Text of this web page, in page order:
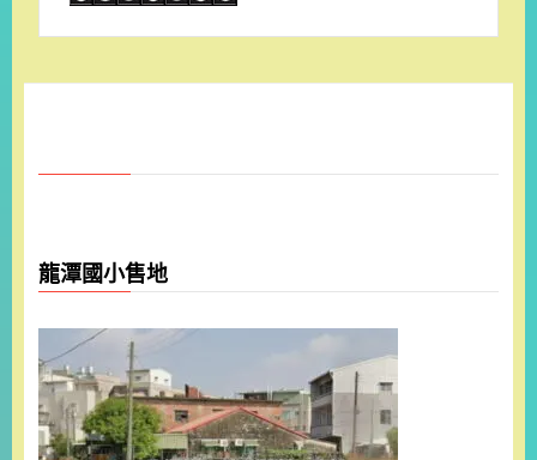
龍潭國小售地